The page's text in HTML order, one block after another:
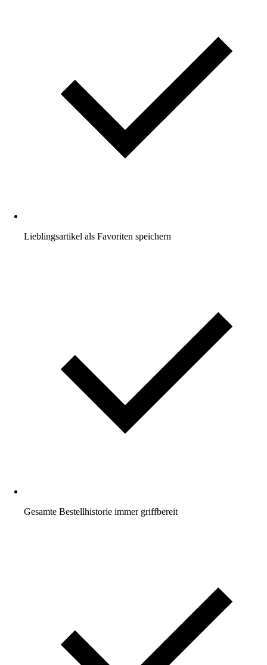
Lieblingsartikel als Favoriten speichern
Gesamte Bestellhistorie immer griffbereit